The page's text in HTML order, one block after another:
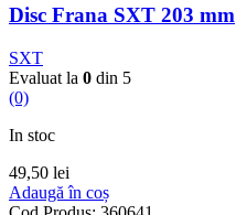
Disc Frana SXT 203 mm
SXT
Evaluat la 0 din 5
(0)
In stoc
49,50 lei
Adaugă în coș